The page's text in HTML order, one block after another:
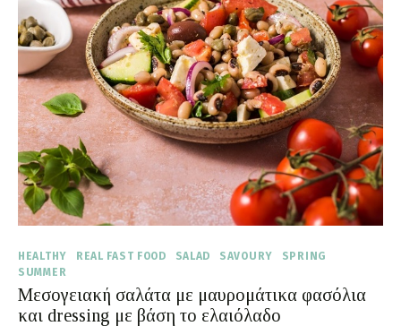
HEALTHY REAL FAST FOOD SALAD SAVOURY
SPRING
SUMMER
Μεσογειακή σαλάτα με μαυρομάτικα φασόλια
και dressing με βάση το ελαιόλαδο